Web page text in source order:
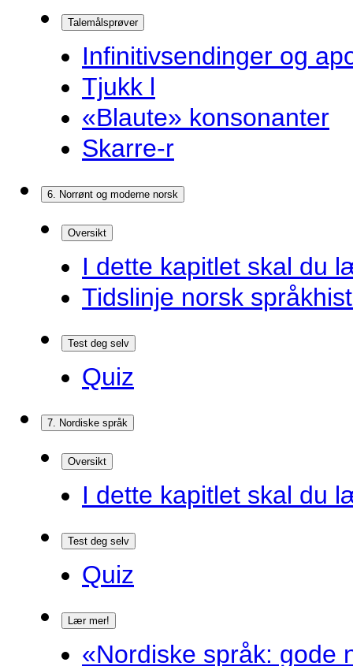
Talemålsprøver
Infinitivsendinger og
Tjukk l
«Blaute» konsonanter
Skarre-r
6. Norrønt og moderne norsk
Oversikt
I dette kapitlet skal du
Tidslinje norsk
Test deg selv
Quiz
7. Nordiske språk
Oversikt
I dette kapitlet skal du
Test deg selv
Quiz
Lær mer!
«Nordiske språk: gode